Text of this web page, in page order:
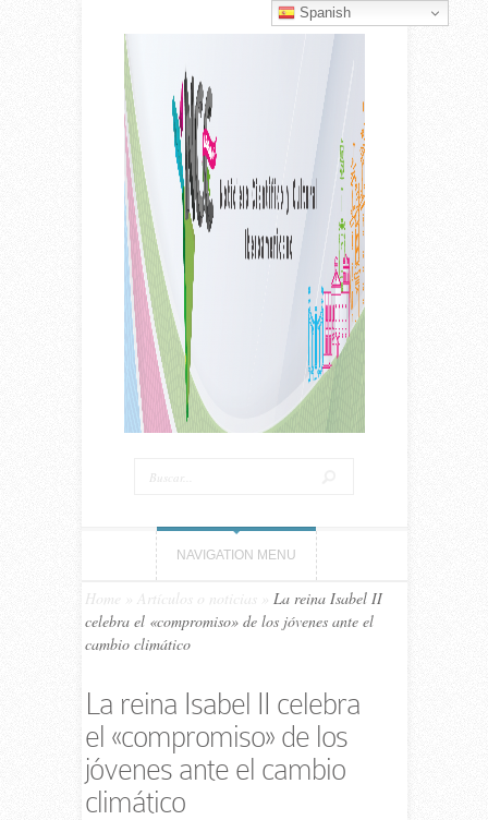
NAVIGATION MENU
Home Artículos o noticias
La reina Isabel II
celebra el «compromiso» de los jóvenes ante el
cambio climático
La reina Isabel II celebra
el «compromiso» de los
jóvenes ante el cambio
climático
Spanish